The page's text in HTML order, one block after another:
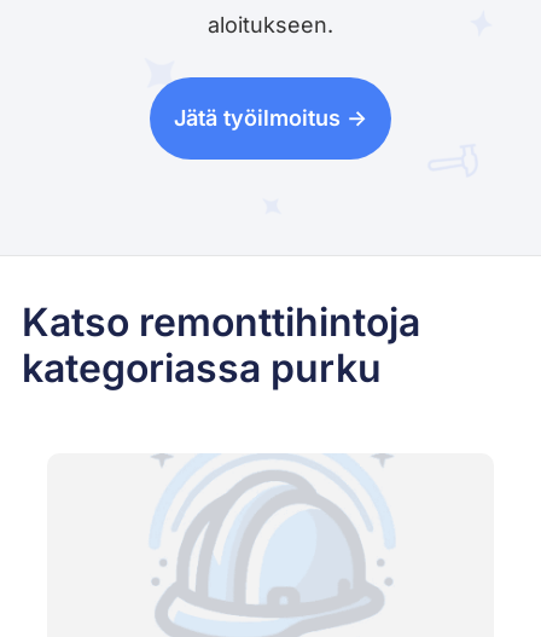
aloitukseen.
Jätä työilmoitus ->
Katso remonttihintoja
kategoriassa purku